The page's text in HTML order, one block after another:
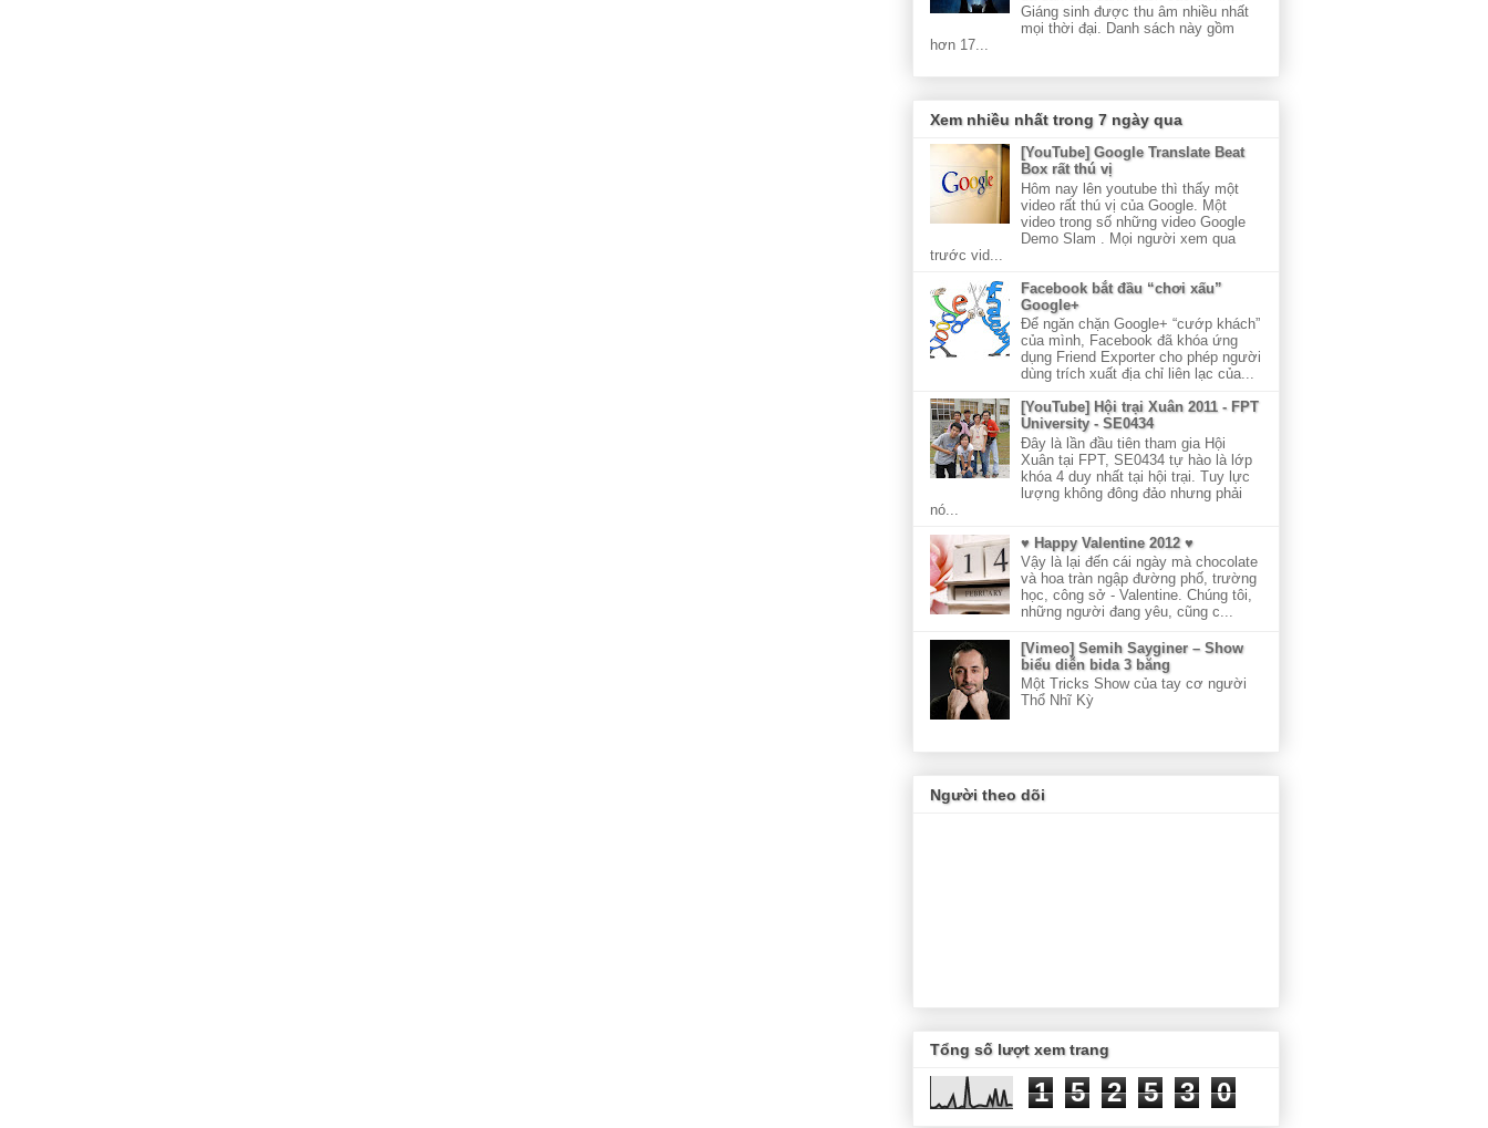
Giáng sinh được thu âm nhiều nhất
mọi thời đại. Danh sách này gồm
hơn 17...
Xem nhiều nhất trong 7 ngày qua
[YouTube] Google Translate Beat
Box rất thú vị
Hôm nay lên youtube thì thấy một
video rất thú vị của Google. Một
video trong số những video Google
Demo Slam . Mọi người xem qua
trước vid...
Facebook bắt đầu “chơi xấu”
Google+
Để ngăn chặn Google+ “cướp khách”
của mình, Facebook đã khóa ứng
dụng Friend Exporter cho phép người
dùng trích xuất địa chỉ liên lạc của...
[YouTube] Hội trại Xuân 2011 - FPT
University - SE0434
Đây là lần đầu tiên tham gia Hội
Xuân tại FPT, SE0434 tự hào là lớp
khóa 4 duy nhất tại hội trại. Tuy lực
lượng không đông đảo nhưng phải
nó...
♥ Happy Valentine 2012 ♥
Vậy là lại đến cái ngày mà chocolate
và hoa tràn ngập đường phố, trường
học, công sở - Valentine. Chúng tôi,
những người đang yêu, cũng c...
[Vimeo] Semih Sayginer – Show
biểu diễn bida 3 băng
Một Tricks Show của tay cơ người
Thổ Nhĩ Kỳ
Người theo dõi
Tổng số lượt xem trang
1 5 2 5 3 0